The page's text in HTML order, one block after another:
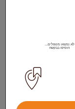
לא נמצאו מטפלים...
הוסיפו בבקשה